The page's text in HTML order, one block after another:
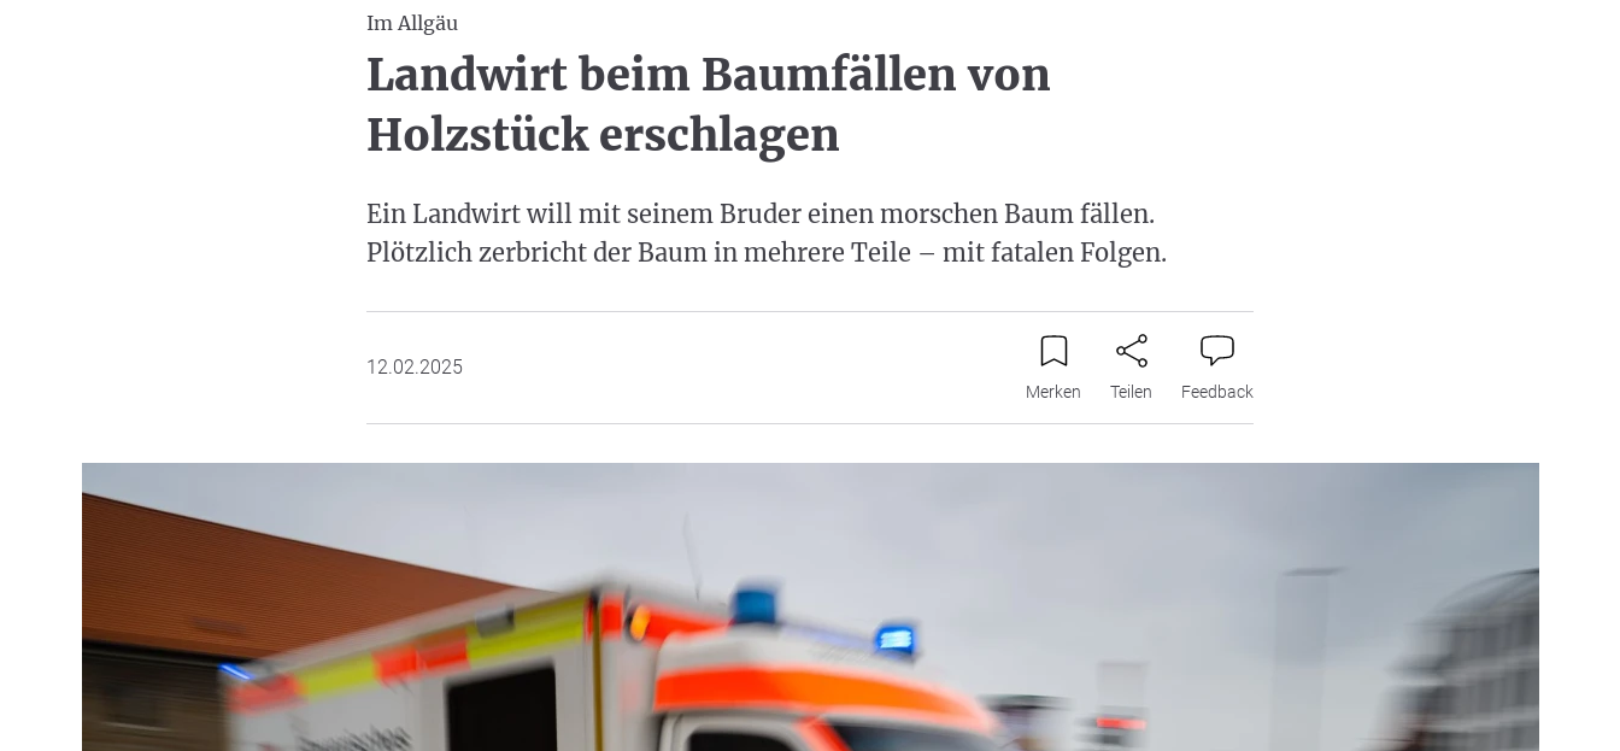
Im Allgäu
Landwirt beim Baumfällen von
Holzstück erschlagen
Ein Landwirt will mit seinem Bruder einen morschen Baum fällen.
Plötzlich zerbricht der Baum in mehrere Teile – mit fatalen Folgen.
12.02.2025
Merken Teilen Feedback